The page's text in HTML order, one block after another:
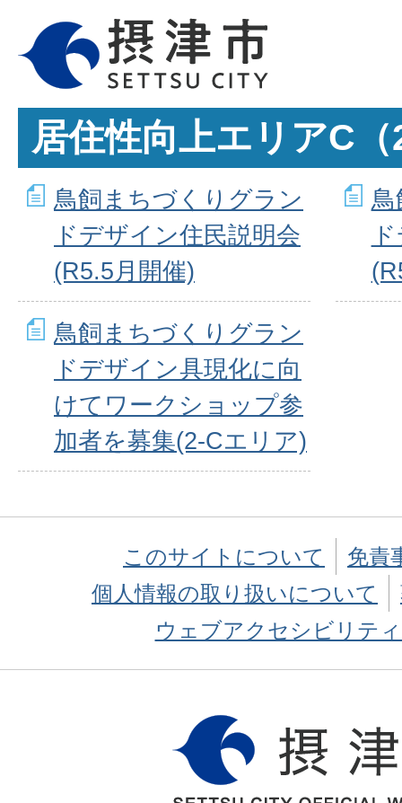
居住性向上エリアC
鳥飼まちづくりグラン
ドデザイン住民説明会
(R5.5月開催)
鳥飼まちづくりグラン
ドデザイン具現化に向
けてワークショップ参
加者を募集(2-Cエリア)
このサイトについて
免責
個人情報の取り扱いについて
ウェブアクセシビリテ